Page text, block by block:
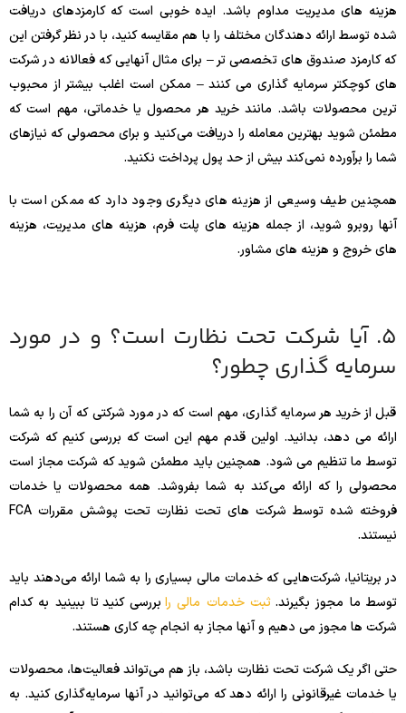
هزینه های مدیریت مداوم باشد. ایده خوبی است که کارمزدهای دریافت
شده توسط ارائه دهندگان مختلف را با هم مقایسه کنید، با در نظر گرفتن این
که کارمزد صندوق های تخصصی تر – برای مثال آنهایی که فعالانه در شرکت
های کوچکتر سرمایه گذاری می کنند – ممکن است اغلب بیشتر از محبوب
ترین محصولات باشد. مانند خرید هر محصول یا خدماتی، مهم است که
مطمئن شوید بهترین معامله را دریافت می‌کنید و برای محصولی که نیازهای
شما را برآورده نمی‌کند بیش از حد پول پرداخت نکنید.
همچنین طیف وسیعی از هزینه های دیگری وجود دارد که ممکن است با
آنها روبرو شوید، از جمله هزینه های پلت فرم، هزینه های مدیریت، هزینه
های خروج و هزینه های مشاور.
5. آیا شرکت تحت نظارت است؟ و در مورد
سرمایه گذاری چطور؟
قبل از خرید هر سرمایه گذاری، مهم است که در مورد شرکتی که آن را به شما
ارائه می دهد، بدانید. اولین قدم مهم این است که بررسی کنیم که شرکت
توسط ما تنظیم می شود. همچنین باید مطمئن شوید که شرکت مجاز است
محصولی را که ارائه می‌کند به شما بفروشد. همه محصولات یا خدمات
فروخته شده توسط شرکت های تحت نظارت تحت پوشش مقررات FCA
نیستند.
در بریتانیا، شرکت‌هایی که خدمات مالی بسیاری را به شما ارائه می‌دهند باید
توسط ما مجوز بگیرند. ثبت خدمات مالی را بررسی کنید تا ببینید به کدام
شرکت ها مجوز می دهیم و آنها مجاز به انجام چه کاری هستند.
حتی اگر یک شرکت تحت نظارت باشد، باز هم می‌تواند فعالیت‌ها، محصولات
یا خدمات غیرقانونی را ارائه دهد که می‌توانید در آنها سرمایه‌گذاری کنید. به